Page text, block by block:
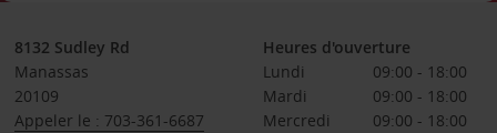
8132 Sudley Rd
Manassas
20109
Appeler le : 703-361-6687
Heures d'ouverture
Lundi
09:00 - 18:00
Mardi
09:00 - 18:00
Mercredi
09:00 - 18:00